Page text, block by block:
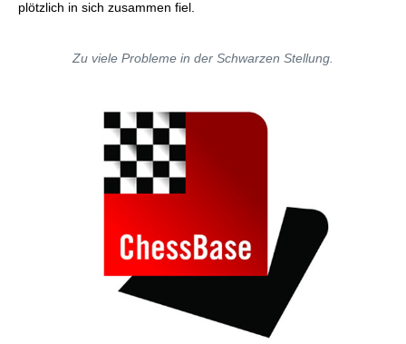
plötzlich in sich zusammen fiel.
Zu viele Probleme in der Schwarzen Stellung.